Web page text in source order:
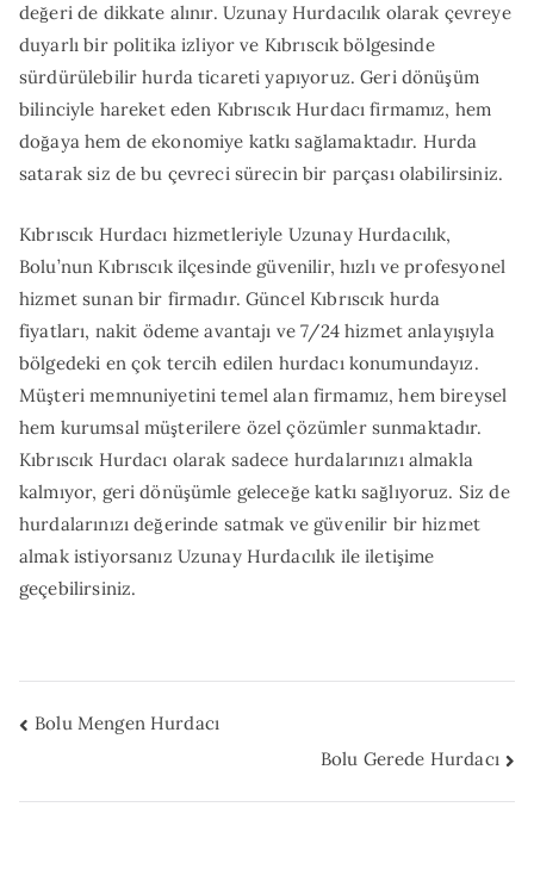
değeri de dikkate alınır. Uzunay Hurdacılık olarak çevreye
duyarlı bir politika izliyor ve Kıbrıscık bölgesinde
sürdürülebilir hurda ticareti yapıyoruz. Geri dönüşüm
bilinciyle hareket eden Kıbrıscık Hurdacı firmamız, hem
doğaya hem de ekonomiye katkı sağlamaktadır. Hurda
satarak siz de bu çevreci sürecin bir parçası olabilirsiniz.
Kıbrıscık Hurdacı hizmetleriyle Uzunay Hurdacılık,
Bolu’nun Kıbrıscık ilçesinde güvenilir, hızlı ve profesyonel
hizmet sunan bir firmadır. Güncel Kıbrıscık hurda
fiyatları, nakit ödeme avantajı ve 7/24 hizmet anlayışıyla
bölgedeki en çok tercih edilen hurdacı konumundayız.
Müşteri memnuniyetini temel alan firmamız, hem bireysel
hem kurumsal müşterilere özel çözümler sunmaktadır.
Kıbrıscık Hurdacı olarak sadece hurdalarınızı almakla
kalmıyor, geri dönüşümle geleceğe katkı sağlıyoruz. Siz de
hurdalarınızı değerinde satmak ve güvenilir bir hizmet
almak istiyorsanız Uzunay Hurdacılık ile iletişime
geçebilirsiniz.
Yazı
Bolu Mengen Hurdacı
Bolu Gerede Hurdacı